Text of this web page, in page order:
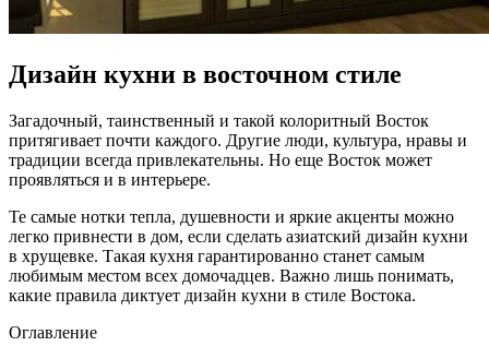
Дизайн кухни в восточном стиле
Загадочный, таинственный и такой колоритный Восток
притягивает почти каждого. Другие люди, культура, нравы и
традиции всегда привлекательны. Но еще Восток может
проявляться и в интерьере.
Те самые нотки тепла, душевности и яркие акценты можно
легко привнести в дом, если сделать азиатский дизайн кухни
в хрущевке. Такая кухня гарантированно станет самым
любимым местом всех домочадцев. Важно лишь понимать,
какие правила диктует дизайн кухни в стиле Востока.
Оглавление